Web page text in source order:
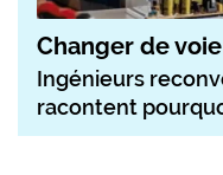
Changer de voie
Ingénieurs
racontent